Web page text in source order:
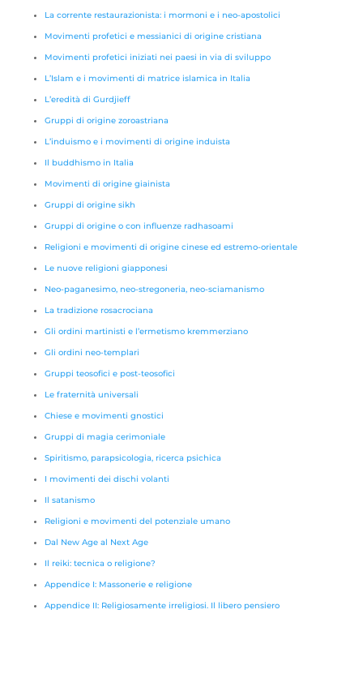
La corrente restaurazionista: i mormoni e i neo-apostolici
Movimenti profetici e messianici di origine cristiana
Movimenti profetici iniziati nei paesi in via di sviluppo
L’Islam e i movimenti di matrice islamica in Italia
L’eredità di Gurdjieff
Gruppi di origine zoroastriana
L’induismo e i movimenti di origine induista
Il buddhismo in Italia
Movimenti di origine giainista
Gruppi di origine sikh
Gruppi di origine o con influenze radhasoami
Religioni e movimenti di origine cinese ed estremo-orientale
Le nuove religioni giapponesi
Neo-paganesimo, neo-stregoneria, neo-sciamanismo
La tradizione rosacrociana
Gli ordini martinisti e l’ermetismo kremmerziano
Gli ordini neo-templari
Gruppi teosofici e post-teosofici
Le fraternità universali
Chiese e movimenti gnostici
Gruppi di magia cerimoniale
Spiritismo, parapsicologia, ricerca psichica
I movimenti dei dischi volanti
Il satanismo
Religioni e movimenti del potenziale umano
Dal New Age al Next Age
Il reiki: tecnica o religione?
Appendice I: Massonerie e religione
Appendice II: Religiosamente irreligiosi. Il libero pensiero